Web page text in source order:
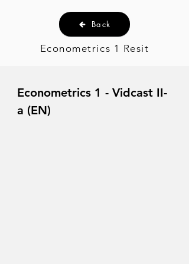
Back
Econometrics 1 Resit
Econometrics 1 - Vidcast II-
a (EN)